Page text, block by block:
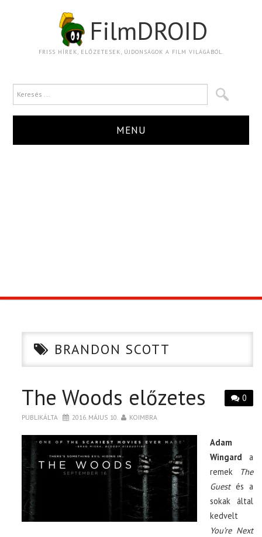
FilmDROID
FRISS HÍREK, ELŐZETESEK, ÚJDONSÁGOK A FILM VILÁGÁBÓL.
MENU
CIKK
PÓLÓ RENDELÉS
BRANDON SCOTT
0
The Woods előzetes
PUBLIKÁLTA 2016. MÁJUS 10. KOIMBRA
Adam
Wingard a
remek The
Guestés a
sokak által
kedvelt
You’re Next